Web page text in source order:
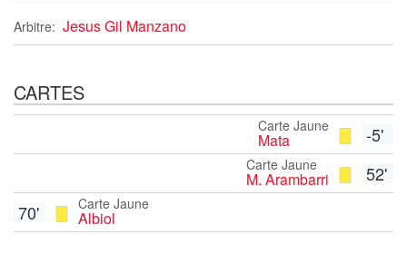
Arbitre: Jesus Gil Manzano
CARTES
-5'
Carte Jaune
Mata
52'
Carte Jaune
M. Arambarri
Carte Jaune
Albiol
70'